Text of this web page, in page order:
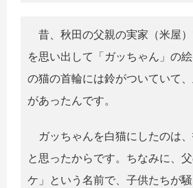
昔、秋田の父親の実家（米屋
を思い出して「ガッちゃん」の
の猫の首輪には鈴がついていて、
があったんです。
ガッちゃんを白猫にしたのは
と思ったからです。ちなみに、
ケ」という名前で、子供たちが